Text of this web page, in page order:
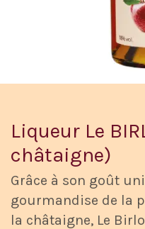
Liqueur Le
châtaigne)
Grâce à son goût
gourmandise de la
la châtaigne, Le